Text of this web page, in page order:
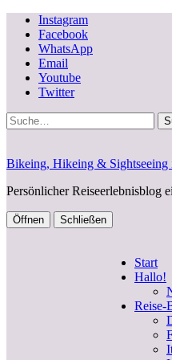
Instagram
Facebook
WhatsApp
Email
Youtube
Twitter
Suche
Bikeing, Hikeing & Sightseeing
Persönlicher Reiseerlebnisblog
Öffnen Schließen
Start
Hallo!
Reise-